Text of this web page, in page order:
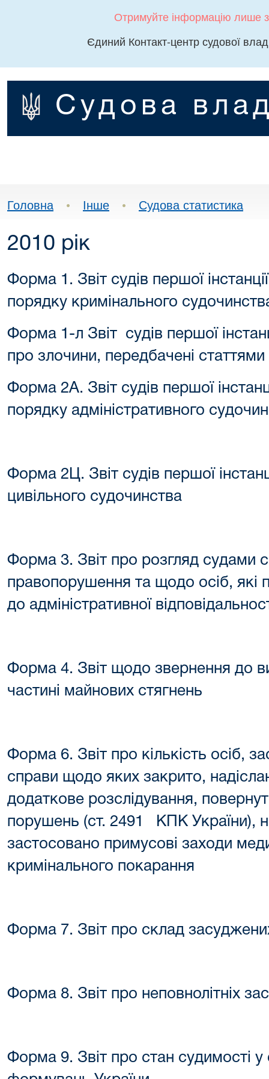
Отримуйте інформацію лише
Єдиний Контакт-центр судової
Судова
Головна • Інше • Судова статистика
2010 рік
Форма 1. Звіт судів першої
порядку кримінального
Форма 1-л Звіт судів першої
про злочини, передбачені
Форма 2А. Звіт судів першої
порядку адміністративного
Форма 2Ц. Звіт судів першої
цивільного судочинства
Форма 3. Звіт про розгляд судами
правопорушення та щодо осіб, які
до адміністративної
Форма 4. Звіт щодо звернення до
частині майнових стягнень
Форма 6. Звіт про кількість осіб,
справи щодо яких закрито,
додаткове розслідування,
порушень (ст. 2491 КПК України),
застосовано примусові заходи
кримінального покарання
Форма 7. Звіт про склад
Форма 8. Звіт про неповнолітніх
Форма 9. Звіт про стан судимості у